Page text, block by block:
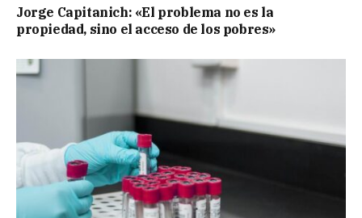
Jorge Capitanich: «El problema no es la
propiedad, sino el acceso de los pobres»